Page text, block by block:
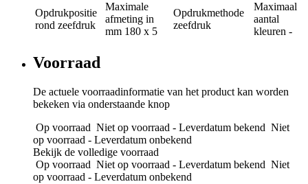
Opdrukpositie
rond zeefdruk
Maximale
afmeting in
mm 180 x 5
Opdrukmethode
zeefdruk
Maximaal
aantal
kleuren -
Voorraad
De actuele voorraadinformatie van het product kan worden
bekeken via onderstaande knop
Op voorraad Niet op voorraad - Leverdatum bekend Niet
op voorraad - Leverdatum onbekend
Bekijk de volledige voorraad
Op voorraad Niet op voorraad - Leverdatum bekend Niet
op voorraad - Leverdatum onbekend